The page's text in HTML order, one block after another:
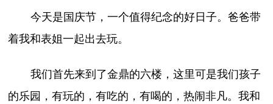
今天是国庆节，一个值得纪念的好日子。爸爸带
着我和表姐一起出去玩。
我们首先来到了金鼎的六楼，这里可是我们孩子
的乐园，有玩的，有吃的，有喝的，热闹非凡。我和